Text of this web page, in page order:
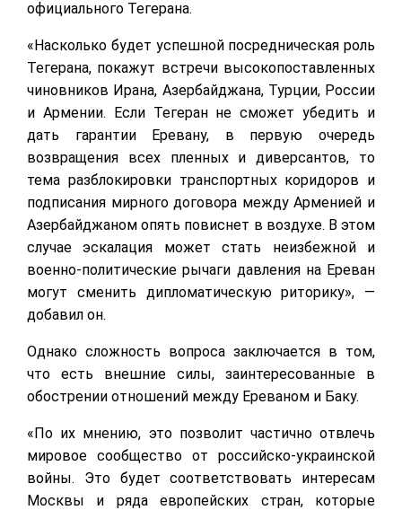
официального Тегерана.
«Насколько будет успешной посредническая роль
Тегерана, покажут встречи высокопоставленных
чиновников Ирана, Азербайджана, Турции, России
и Армении. Если Тегеран не сможет убедить и
дать гарантии Еревану, в первую очередь
возвращения всех пленных и диверсантов, то
тема разблокировки транспортных коридоров и
подписания мирного договора между Арменией и
Азербайджаном опять повиснет в воздухе. В этом
случае эскалация может стать неизбежной и
военно-политические рычаги давления на Ереван
могут сменить дипломатическую риторику», —
добавил он.
Однако сложность вопроса заключается в том,
что есть внешние силы, заинтересованные в
обострении отношений между Ереваном и Баку.
«По их мнению, это позволит частично отвлечь
мировое сообщество от российско-украинской
войны. Это будет соответствовать интересам
Москвы и ряда европейских стран, которые